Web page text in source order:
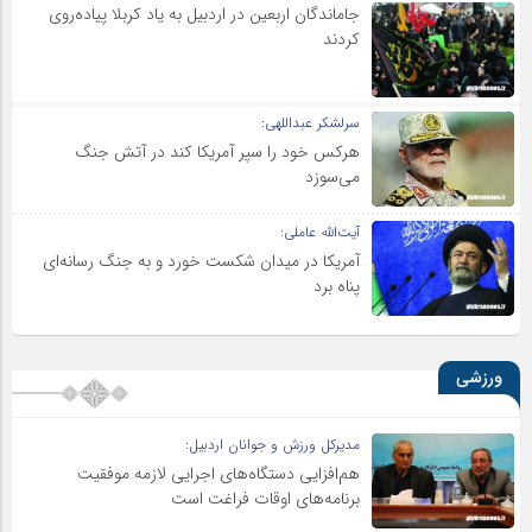
جاماندگان اربعین در اردبیل به یاد کربلا پیاده‌روی
کردند
سرلشکر عبداللهی:
هرکس خود را سپر آمریکا کند در آتش جنگ
می‌سوزد
آیت‌الله عاملی:
آمریکا در میدان شکست خورد و به جنگ رسانه‌ای
پناه برد
ورزشی
مدیرکل ورزش و جوانان اردبیل:
هم‌افزایی دستگاه‌های اجرایی لازمه موفقیت
برنامه‌های اوقات فراغت است